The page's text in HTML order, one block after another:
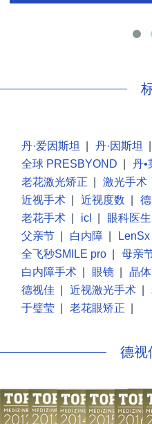
丹·爱因斯坦 丹·因斯坦
全球 PRESBYOND
丹•
老花激光矫正
激光手术
近视手术
近视度数
老花手术
icl 眼科医生
父亲节
白内障 LenSx
全飞秒SMILE pro
母亲
白内障手术
眼镜 晶体
德视佳
近视激光手术
于璧莹
老花眼矫正
德视